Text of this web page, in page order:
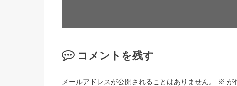
コメントを残す
メールアドレスが公開されることはありません。 ※ が